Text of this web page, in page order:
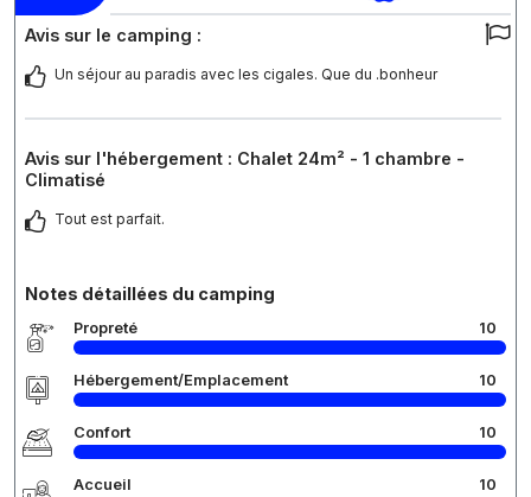
Avis sur le camping :
Un séjour au paradis avec les cigales. Que du .bonheur
Avis sur l'hébergement : Chalet 24m² - 1 chambre -
Climatisé
Tout est parfait.
Notes détaillées du camping
Propreté 10
Hébergement/Emplacement 10
Confort 10
Accueil 10